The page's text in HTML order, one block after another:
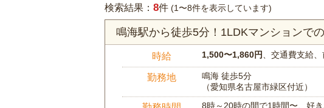
検索結果： 8件 (1〜8件を表示しています)
鳴海駅から徒歩5分！1LDKマンションで
時給 1,500〜1,860円 、交通費支給
勤務地
鳴海 徒歩5分
（愛知県名古屋市緑区付近）
8時～20時の間で1時間〜、好